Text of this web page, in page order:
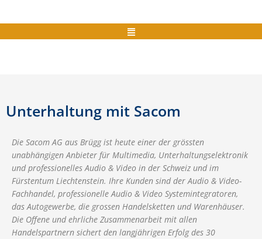
Menü
Unterhaltung mit Sacom
Die Sacom AG aus Brügg ist heute einer der grössten
unabhängigen Anbieter für Multimedia, Unterhaltungselektronik
und professionelles Audio & Video in der Schweiz und im
Fürstentum Liechtenstein. Ihre Kunden sind der Audio & Video-
Fachhandel, professionelle Audio & Video Systemintegratoren,
das Autogewerbe, die grossen Handelsketten und Warenhäuser.
Die Offene und ehrliche Zusammenarbeit mit allen
Handelspartnern sichert den langjährigen Erfolg des 30